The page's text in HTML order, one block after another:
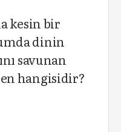
kesin bir
dinin
savunan
hangisidir?